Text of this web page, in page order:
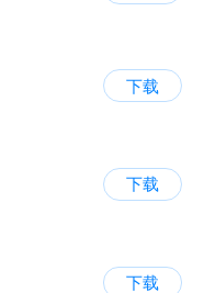
下载
下载
下载